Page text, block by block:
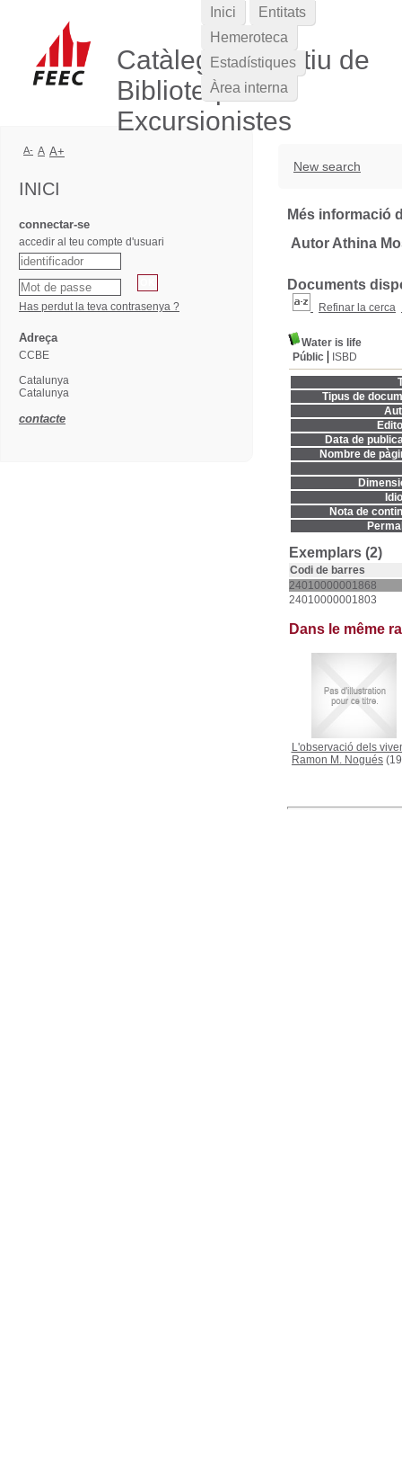
Catàleg Col·lectiu de
Biblioteques
Excursionistes
New search
Més informació
Autor Athina
Documents
Refinar la cerca
Water is life
Públic
ISBD
Tipus de
Data de
Nombre de
Nota de
Exemplars (2)
Codi de barres
24010000001868
24010000001803
Dans le même
L'observació dels
Ramon M. Nogués
Inici
Entitats
Hemeroteca
Estadístiques
Àrea interna
A- A A+
INICI
connectar-se
accedir al teu compte d'usuari
Has perdut la teva contrasenya ?
Adreça
CCBE
Catalunya
Catalunya
contacte